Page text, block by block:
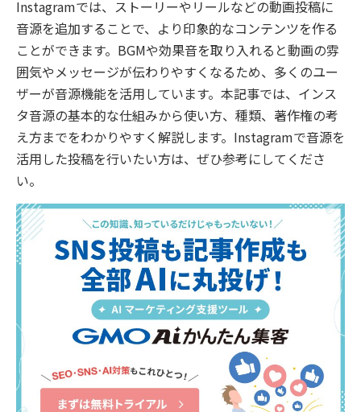
Instagramでは、ストーリーやリールなどの動画投稿に
音源を追加することで、より印象的なコンテンツを作る
ことができます。BGMや効果音を取り入れると動画の雰
囲気やメッセージが伝わりやすくなるため、多くのユー
ザーが音源機能を活用しています。本記事では、インス
タ音源の基本的な仕組みから使い方、種類、著作権の考
え方までをわかりやすく解説します。Instagramで音源を
活用した投稿を行いたい方は、ぜひ参考にしてくださ
い。